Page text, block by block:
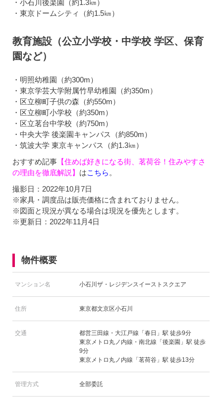
・小石川後楽園（約1.3㎞）
・東京ドームシティ（約1.5㎞）
教育施設（公立小学校・中学校 学区、保育
園など）
・明照幼稚園（約300m）
・東京学芸大学附属竹早幼稚園（約350m）
・区立柳町子供の森（約550m）
・区立柳町小学校（約350m）
・区立茗台中学校（約750m）
・中央大学 後楽園キャンパス（約850m）
・筑波大学 東京キャンパス（約1.3㎞）
おすすめ記事 【住めば好きになる街、茗荷谷！住みやすさ
の理由を徹底解説】 はこちら 。
撮影日：2022年10月7日
※家具・調度品は販売価格に含まれておりません。
※図面と現況が異なる場合は現況を優先とします。
※更新日：2022年11月4日
物件概要
マンション名 小石川ザ・レジデンスイーストスクエア
住所 東京都文京区小石川
交通
都営三田線・大江戸線「春日」駅 徒歩9分
東京メトロ丸ノ内線・南北線「後楽園」駅 徒歩
9分
東京メトロ丸ノ内線「茗荷谷」駅 徒歩13分
管理方式 全部委託